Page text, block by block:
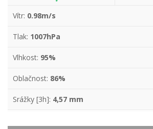
Vítr: 0.98m/s
Tlak: 1007hPa
Vlhkost: 95%
Oblačnost: 86%
Srážky [3h]: 4,57 mm